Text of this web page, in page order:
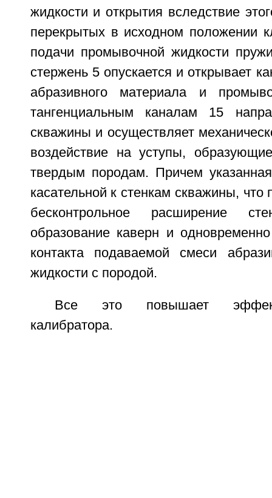
жидкости и открытия вследствие
перекрытых в исходном положении
подачи промывочной жидкости
стержень 5 опускается и открывает
абразивного материала и
тангенциальным каналам 15
скважины и осуществляет
воздействие на уступы,
твердым породам. Причем
касательной к стенкам скважины, что
бесконтрольное расширение
образование каверн и
контакта подаваемой смеси
жидкости с породой.
Все это повышает
калибратора.